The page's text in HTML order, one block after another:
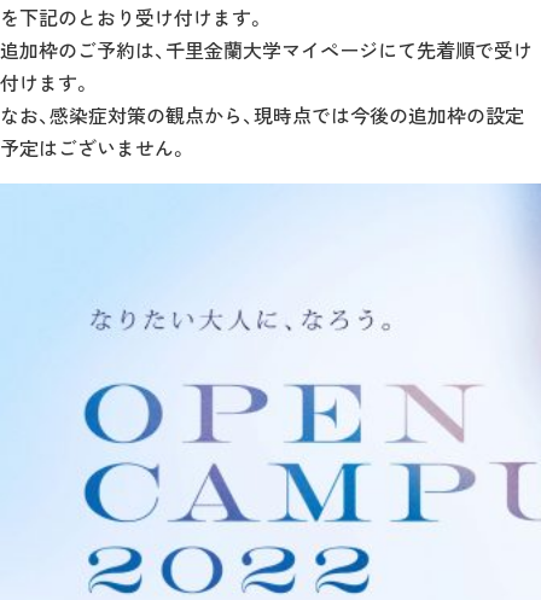
を下記のとおり受け付けます。
追加枠のご予約は、千里金蘭大学マイページにて先着順で受け
付けます。
なお、感染症対策の観点から、現時点では今後の追加枠の設定
予定はございません。